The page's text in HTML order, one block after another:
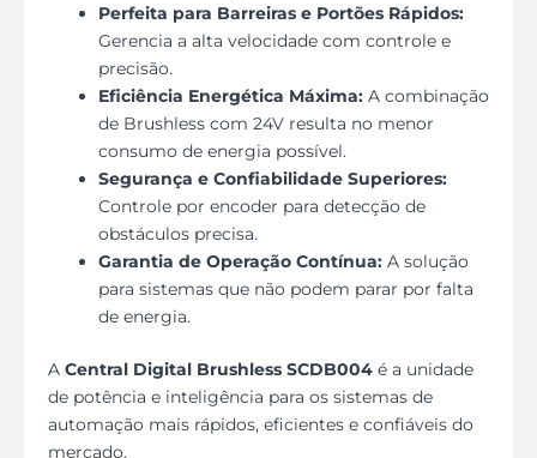
Perfeita para Barreiras e Portões Rápidos:
Gerencia a alta velocidade com controle e
precisão.
Eficiência Energética Máxima: A combinação
de Brushless com 24V resulta no menor
consumo de energia possível.
Segurança e Confiabilidade Superiores:
Controle por encoder para detecção de
obstáculos precisa.
Garantia de Operação Contínua: A solução
para sistemas que não podem parar por falta
de energia.
A Central Digital Brushless SCDB004 é a unidade
de potência e inteligência para os sistemas de
automação mais rápidos, eficientes e confiáveis do
mercado.